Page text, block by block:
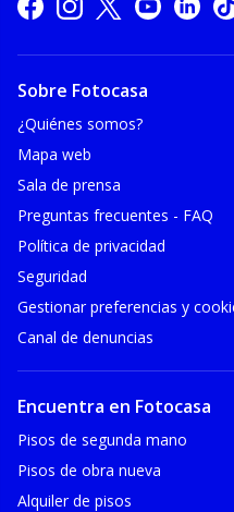
Sobre Fotocasa
¿Quiénes somos?
Mapa web
Sala de prensa
Preguntas frecuentes - FAQ
Política de privacidad
Seguridad
Gestionar preferencias y
Canal de denuncias
Encuentra en Fotocasa
Pisos de segunda mano
Pisos de obra nueva
Alquiler de pisos